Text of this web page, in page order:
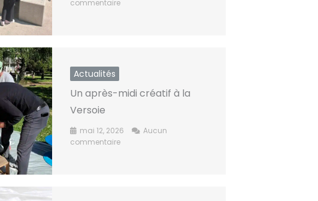
commentaire
Actualités
Un après-midi créatif à la
Versoie​
mai 12, 2026
Aucun
commentaire